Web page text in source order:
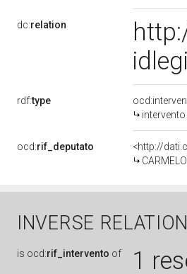
dc:relation
rdf:type
ocd:rif_deputato
<http://
INVERSE
is ocd:rif_intervento of 1